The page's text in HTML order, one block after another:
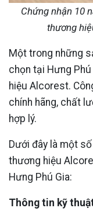
Chứng nhận 10
thương
Một trong những
chọn tại Hưng
hiệu Alcorest.
chính hãng, chất
hợp lý.
Dưới đây là một
thương hiệu
Hưng Phú Gia:
Thông tin kỹ